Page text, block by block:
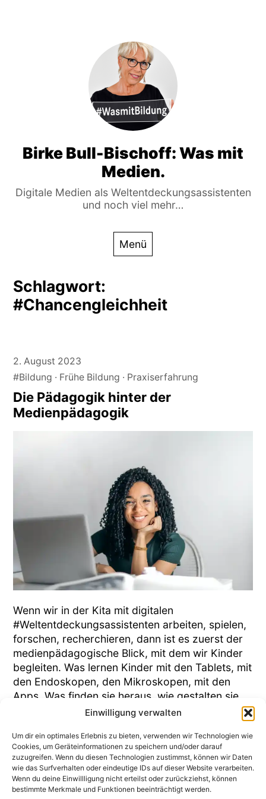
Einwilligung verwalten
Um dir ein optimales Erlebnis zu bieten, verwenden wir Technologien wie
Cookies, um Geräteinformationen zu speichern und/oder darauf
zuzugreifen. Wenn du diesen Technologien zustimmst, können wir Daten
wie das Surfverhalten oder eindeutige IDs auf dieser Website verarbeiten.
Wenn du deine Einwillligung nicht erteilst oder zurückziehst, können
bestimmte Merkmale und Funktionen beeinträchtigt werden.
Birke Bull-Bischoff: Was mit
Medien.
Digitale Medien als Weltentdeckungsassistenten
und noch viel mehr…
Menü
Schlagwort:
#Chancengleichheit
2. August 2023
#Bildung
Frühe Bildung Praxiserfahrung
Die Pädagogik hinter der
Medienpädagogik
Wenn wir in der Kita mit digitalen
#Weltentdeckungsassistenten arbeiten, spielen,
forschen, recherchieren, dann ist es zuerst der
medienpädagogische Blick, mit dem wir Kinder
begleiten. Was lernen Kinder mit den Tablets, mit
den Endoskopen, den Mikroskopen, mit den
Apps. Was finden sie heraus, wie gestalten sie
ihre Ideen? Da wir aber keine
Dr. Birke Bull-Bischoff – Erziehungswissenschaftlerin |